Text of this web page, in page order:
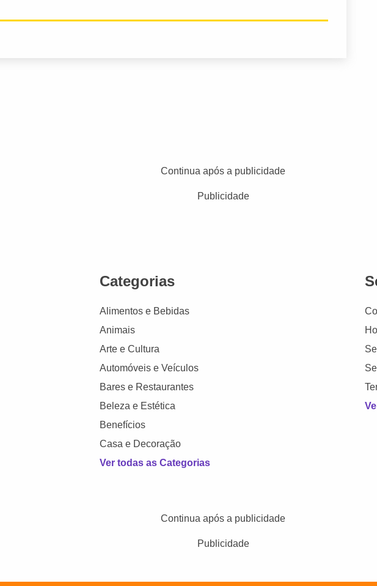
Continua após a publicidade
Publicidade
Categorias
Alimentos e Bebidas
Animais
Arte e Cultura
Automóveis e Veículos
Bares e Restaurantes
Beleza e Estética
Benefícios
Casa e Decoração
Ver todas as Categorias
Continua após a publicidade
Publicidade